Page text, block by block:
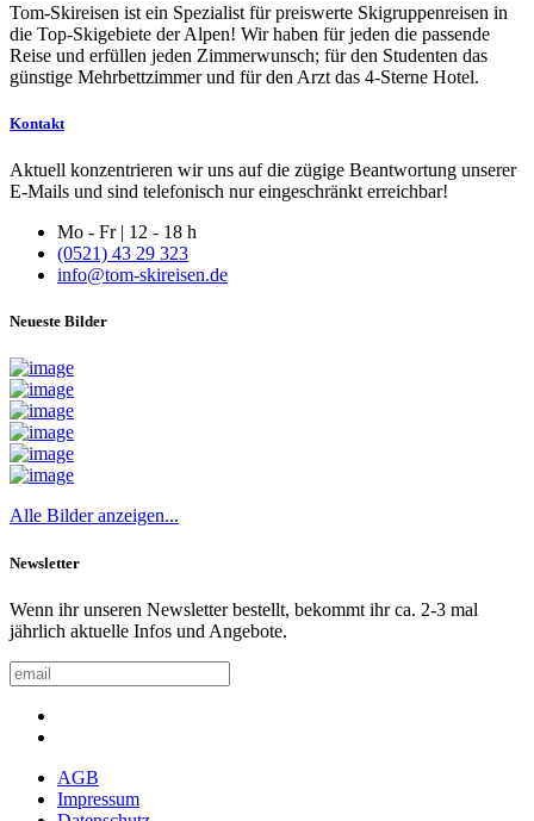
Tom-Skireisen ist ein Spezialist für preiswerte Skigruppenreisen in
die Top-Skigebiete der Alpen! Wir haben für jeden die passende
Reise und erfüllen jeden Zimmerwunsch; für den Studenten das
günstige Mehrbettzimmer und für den Arzt das 4-Sterne Hotel.
Kontakt
Aktuell konzentrieren wir uns auf die zügige Beantwortung unserer
E-Mails und sind telefonisch nur eingeschränkt erreichbar!
Mo - Fr | 12 - 18 h
(0521) 43 29 323
info@tom-skireisen.de
Neueste Bilder
Alle Bilder anzeigen...
Newsletter
Wenn ihr unseren Newsletter bestellt, bekommt ihr ca. 2-3 mal
jährlich aktuelle Infos und Angebote.
AGB
Impressum